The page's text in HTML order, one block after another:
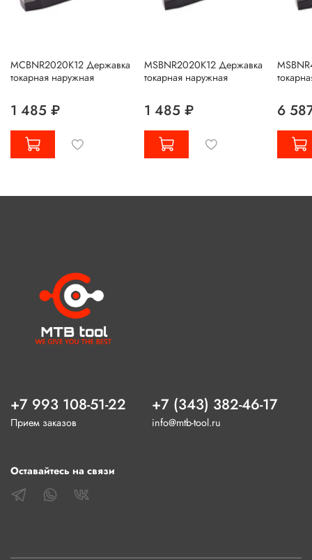
MCBNR2020K12 Державка
токарная наружная
1 485 ₽
MSBNR2020K12 Державка
токарная наружная
1 485 ₽ 6
+7 993 108-51-22
Прием заказов
+7 (343) 382-46-17
info@mtb-tool.ru
Оставайтесь на связи